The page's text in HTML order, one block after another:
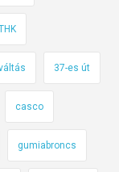
37-es út
casco
gumiabroncs